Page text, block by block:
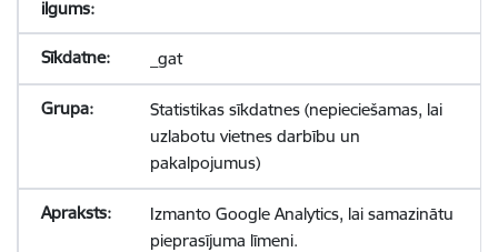
_gat
Statistikas sīkdatnes (nepieciešamas, lai
uzlabotu vietnes darbību un
pakalpojumus)
Izmanto Google Analytics, lai samazinātu
pieprasījuma līmeni.